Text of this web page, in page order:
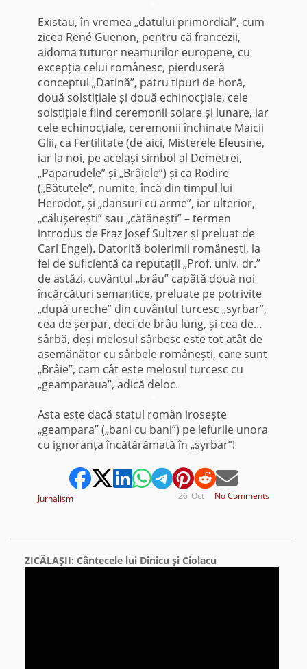
Existau, în vremea „datului primordial”, cum
zicea René Guenon, pentru că francezii,
aidoma tuturor neamurilor europene, cu
excepția celui românesc, pierduseră
conceptul „Datină”, patru tipuri de horă,
două solstițiale și două echinocțiale, cele
solstițiale fiind ceremonii solare și lunare, iar
cele echinocțiale, ceremonii închinate Maicii
Glii, ca Fertilitate (de aici, Misterele Eleusine,
iar la noi, pe același simbol al Demetrei,
„Paparudele” și „Brâiele”) și ca Rodire
(„Bătutele”, numite, încă din timpul lui
Herodot, și „dansuri cu arme”, iar ulterior,
„călușerești” sau „cătănești” – termen
introdus de Fraz Josef Sultzer și preluat de
Carl Engel). Datorită boierimii românești, la
fel de suficientă ca reputații „Prof. univ. dr.”
de astăzi, cuvântul „brâu” capătă două noi
încărcături semantice, preluate pe potrivite
„după ureche” din cuvântul turcesc „syrbar”,
cea de șerpar, deci de brâu lung, și cea de…
sârbă, deși melosul sârbesc este tot atât de
asemănător cu sârbele românești, care sunt
„Brâie”, cam cât este melosul turcesc cu
„geamparaua”, adică deloc.
Asta este dacă statul român irosește
„geampara” („bani cu bani”) pe lefurile unora
cu ignoranța încătărămată în „syrbar”!
Jurnalism No Comments
Oct
26
ZICĂLAŞII: Cântecele lui Dinicu şi Ciolacu